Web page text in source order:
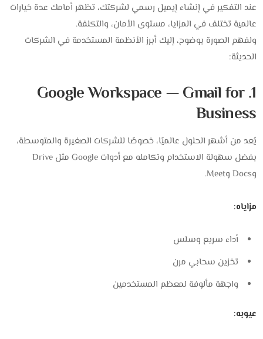
عند التفكير في إنشاء إيميل رسمي لشركتك، تظهر أمامك عدة خيارات
عالمية تختلف في المزايا، مستوى الأمان، والتكلفة.
ولفهم الصورة بوضوح، إليك أبرز الأنظمة المستخدمة في الشركات
الحديثة:
1. Google Workspace — Gmail for
Business
يُعد من أشهر الحلول عالميًا، خصوصًا للشركات الصغيرة والمتوسطة،
بفضل سهولة الاستخدام وتكامله مع أدوات Google مثل Drive
وDocs وMeet.
مزاياه:
أداء سريع وسلس
تخزين سحابي مرن
واجهة مألوفة لمعظم المستخدمين
عيوبه: